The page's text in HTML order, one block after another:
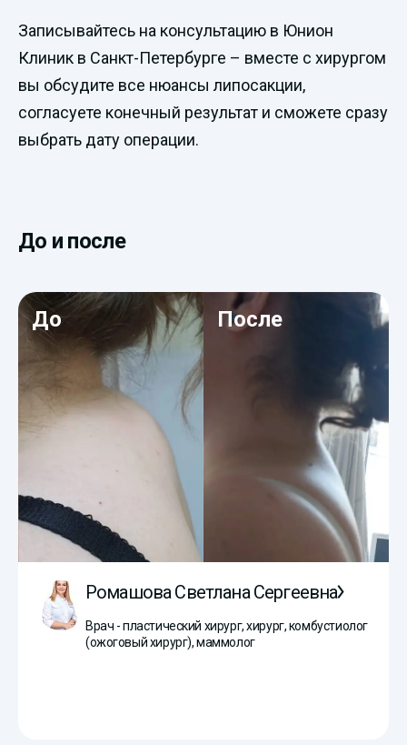
Записывайтесь на консультацию в Юнион
Клиник в Санкт-Петербурге – вместе с хирургом
вы обсудите все нюансы липосакции,
согласуете конечный результат и сможете сразу
выбрать дату операции.
До и после
До После
Ромашова Светлана Сергеевна
Врач - пластический хирург, хирург, комбустиолог
(ожоговый хирург), маммолог